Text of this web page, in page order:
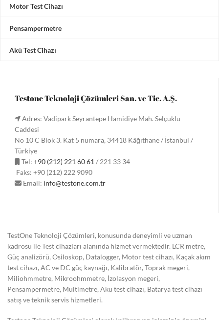
Motor Test Cihazı
Pensampermetre
Akü Test Cihazı
Testone Teknoloji Çözümleri San. ve Tic. A.Ş.
Adres: Vadipark Seyrantepe Hamidiye Mah. Selçuklu
Caddesi
No 10 C Blok 3. Kat 5 numara, 34418 Kâğıthane / İstanbul /
Türkiye
Tel: +90 (212) 221 60 61 / 221 33 34
Faks: +90 (212) 222 9090
Email: info@testone.com.tr
TestOne Teknoloji Çözümleri, konusunda deneyimli ve uzman
kadrosu ile Test cihazları alanında hizmet vermektedir. LCR metre,
Güç analizörü, Osiloskop, Datalogger, Motor test cihazı, Kaçak akım
test cihazı, AC ve DC güç kaynağı, Kalibratör, Toprak megeri,
Miliohmmetre, Mikroohmmetre, İzolasyon megeri,
Pensampermetre, Multimetre, Akü test cihazı, Batarya test cihazı
satış ve teknik servis hizmetleri.